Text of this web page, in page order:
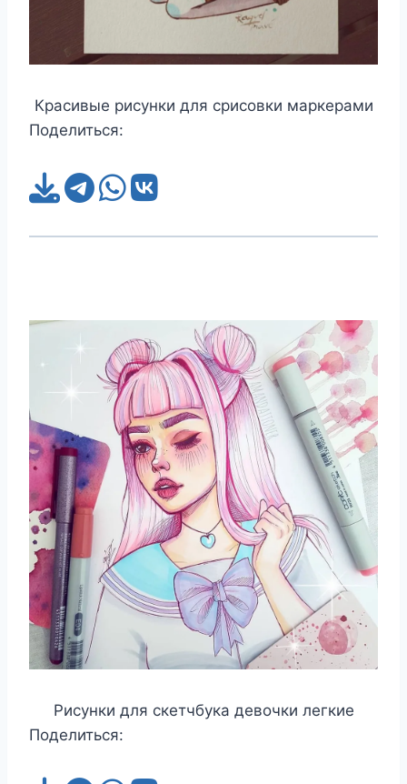
Красивые рисунки для срисовки маркерами
Поделиться:
Рисунки для скетчбука девочки легкие
Поделиться: